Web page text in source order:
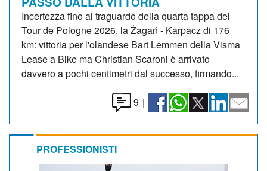
Incertezza fino al traguardo della quarta tappa del
Tour de Pologne 2026, la Żagań - Karpacz di 176
km: vittoria per l'olandese Bart Lemmen della Visma
Lease a Bike ma Christian Scaroni è arrivato
davvero a pochi centimetri dal successo, firmando...
9 |
PROFESSIONISTI